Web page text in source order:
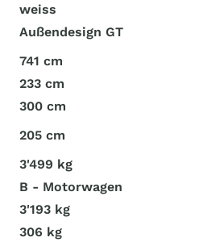
weiss
Außendesign GT
741 cm
233 cm
300 cm
205 cm
3'499 kg
B - Motorwagen
3'193 kg
306 kg